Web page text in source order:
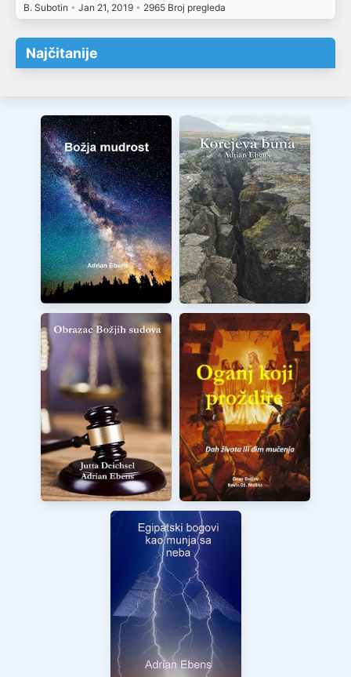
B. Subotin • Jan 21, 2019 • 2965 Broj pregleda
Najčitanije